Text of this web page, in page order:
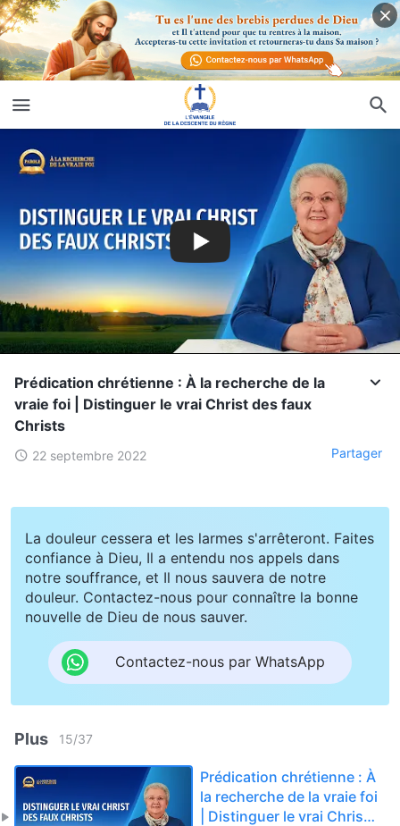
Prédication chrétienne : À la recherche de la
vraie foi | Distinguer le vrai Christ des faux
Christs
22 septembre 2022 Partager
La douleur cessera et les larmes s'arrêteront. Faites
confiance à Dieu, Il a entendu nos appels dans
notre souffrance, et Il nous sauvera de notre
douleur. Contactez-nous pour connaître la bonne
nouvelle de Dieu de nous sauver.
Contactez-nous par WhatsApp
Plus 15/37
Prédication chrétienne : À
la recherche de la vraie foi
| Distinguer le vrai Christ